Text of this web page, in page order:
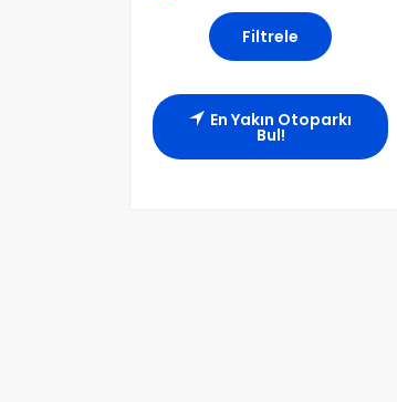
En Yakın Otoparkı
Bul!